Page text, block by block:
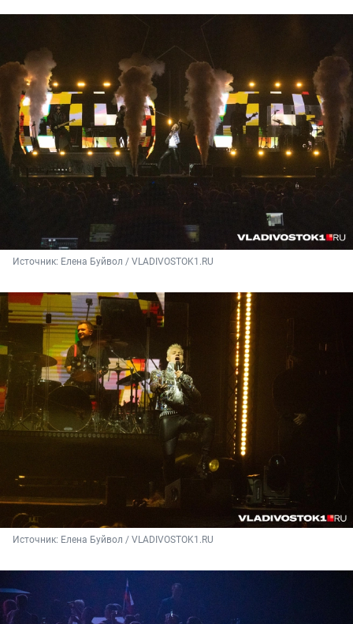
Источник: Елена Буйвол / VLADIVOSTOK1.RU
Источник: Елена Буйвол / VLADIVOSTOK1.RU